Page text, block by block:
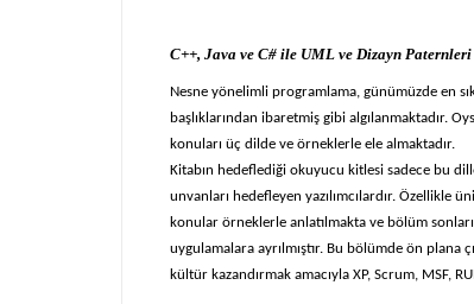
C++, Java ve C# ile UML ve Dizayn Paternleri
Nesne yönelimli programlama, günümüzde en
başlıklarından ibaretmiş gibi algılanmaktadır.
konuları üç dilde ve örneklerle ele almaktadır.
Kitabın hedeflediği okuyucu kitlesi sadece bu
unvanları hedefleyen yazılımcılardır. Özellikle
konular örneklerle anlatılmakta ve bölüm
uygulamalara ayrılmıştır. Bu bölümde ön
kültür kazandırmak amacıyla XP, Scrum, MSF,